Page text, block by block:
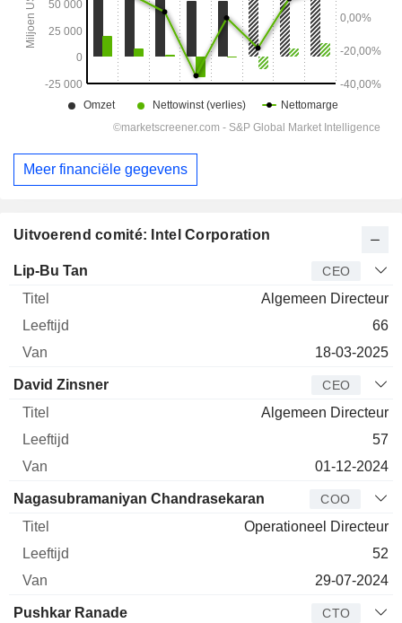
Uitvoerend comité: Intel Corporation
Bedrijfsleider
Lip-Bu Tan CEO
Algemeen Directeur
66
18-03-2025
David Zinsner CEO
Algemeen Directeur
57
01-12-2024
Nagasubramaniyan Chandrasekaran COO
Operationeel Directeur
52
29-07-2024
Pushkar Ranade CTO
Meer financiële gegevens